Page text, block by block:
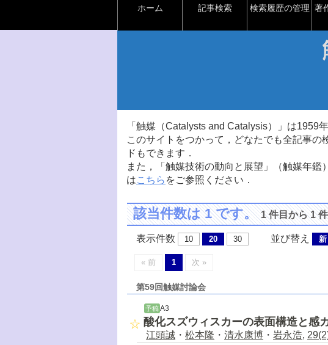
ホーム 記事検索 検索履歴の管理 著
「触媒（Catalysts and Catalysis）」は1959
このサイトをつかって，どなたでも全記事
ドもできます．
また，「触媒技術の動向と展望」（触媒年
はこちら をご参照ください．
該当件数は 1 です。1 件目から 1
表示件数 10 20 30 並び替え
« 前 1 次 »
第59回触媒討論会
予稿 A3
酸化スズウィスカーの表面構造と感
江頭誠 ・ 松本隆 ・ 清水康博 ・ 岩永浩,